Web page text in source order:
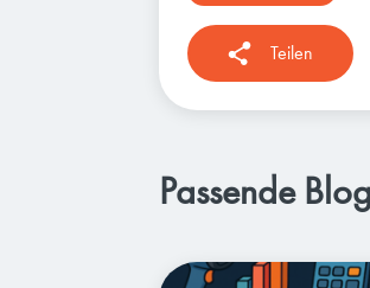
Teilen
Passende